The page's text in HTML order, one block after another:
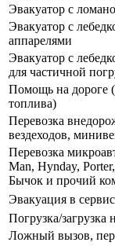
Эвакуатор c
Эвакуатор с
аппарелями
Эвакуатор с
для частичной
Помощь на дороге
топлива)
Перевозка
вездеходов,
Перевозка
Man, Hynday,
Бычок и прочий
Эвакуация в
Погрузка/загрузка
Ложный вызов,